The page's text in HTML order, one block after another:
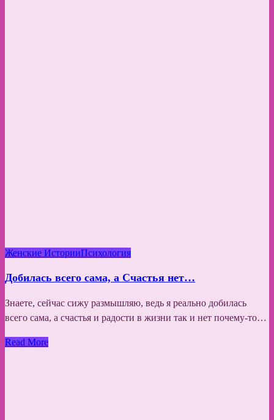
Женские ИсторииПсихология
Добилась всего сама, а Счастья нет…
Знаете, сейчас сижу размышляю, ведь я реально добилась
всего сама, а счастья и радости в жизни так и нет почему-то…
Read More